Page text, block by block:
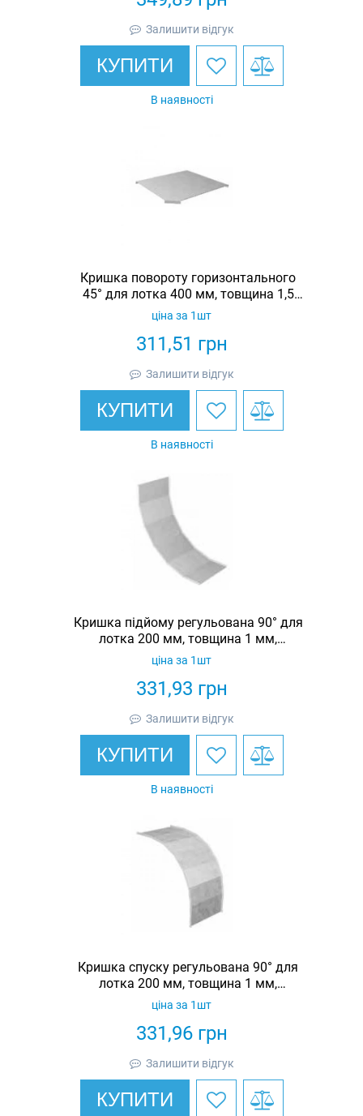
Залишити відгук
КУПИТИ
В наявності
Кришка повороту горизонтального
45° для лотка 400 мм, товщина 1,5
мм, гарячеоцинкована, Eurotray
311,51 грн
ціна за 1шт
Залишити відгук
КУПИТИ
В наявності
Кришка підйому регульована 90° для
лотка 200 мм, товщина 1 мм,
гарячеоцинкована, Eurotray
331,93 грн
ціна за 1шт
Залишити відгук
КУПИТИ
В наявності
Кришка спуску регульована 90° для
лотка 200 мм, товщина 1 мм,
гарячеоцинкована, Eurotray
331,96грн
ціна за 1шт
Залишити відгук
КУПИТИ